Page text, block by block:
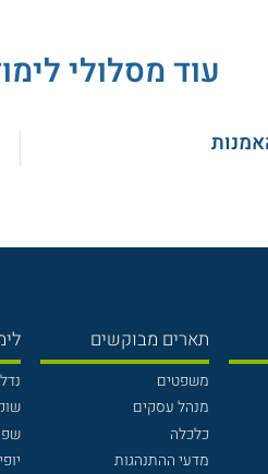
עוד מסלולי
תארים מבוקשים
משפטים
מנהל עסקים
כלכלה
מדעי ההתנהגות